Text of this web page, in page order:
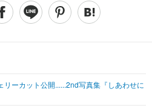
その他
映画・ドラマ
リーカット公開......2nd写真集『しあわせに